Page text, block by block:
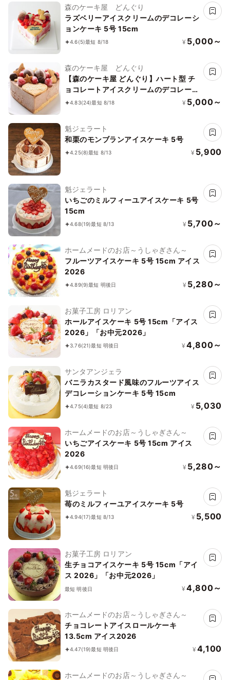
森のケーキ屋 どんぐり
ラズベリーアイスクリームのデコレーシ
ョンケーキ 5号 15cm
4.6(5)最短 8/18 ¥ 5,000～
森のケーキ屋 どんぐり
【森のケーキ屋 どんぐり】ハート型 チ
ョコレートアイスクリームのデコレーシ
ョンケーキ 5号 15cm
4.83(24)最短 8/18 ¥ 5,000～
魁ジェラート
和栗のモンブランアイスケーキ 5号
4.25(8)最短 8/13 ¥ 5,900
魁ジェラート
いちごのミルフィーユアイスケーキ 5号
15cm
4.68(19)最短 8/13 ¥ 5,700～
ホームメードのお店～うしゃぎさん～
フルーツアイスケーキ 5号 15cm アイス
2026
4.89(9)最短 明後日 ¥ 5,280～
お菓子工房 ロリアン
ホールアイスケーキ 5号 15cm「アイス
2026」「お中元2026」
3.76(21)最短 明後日 ¥ 4,800～
サンタアンジェラ
バニラカスタード風味のフルーツアイス
デコレーションケーキ 5号 15cm
4.75(4)最短 8/23 ¥ 5,030
ホームメードのお店～うしゃぎさん～
いちごアイスケーキ 5号 15cm アイス
2026
4.69(16)最短 明後日 ¥ 5,280～
魁ジェラート
苺のミルフィーユアイスケーキ 5号
4.94(17)最短 8/13 ¥ 5,500
お菓子工房 ロリアン
生チョコアイスケーキ 5号 15cm「アイ
ス 2026」「お中元2026」
最短 明後日 ¥ 4,800～
ホームメードのお店～うしゃぎさん～
チョコレートアイスロールケーキ
13.5cm アイス2026
4.47(19)最短 明後日 ¥ 4,100
ホームメードのお店～うしゃぎさん～